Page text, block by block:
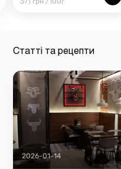
Статті та рецепти
2026-01-14